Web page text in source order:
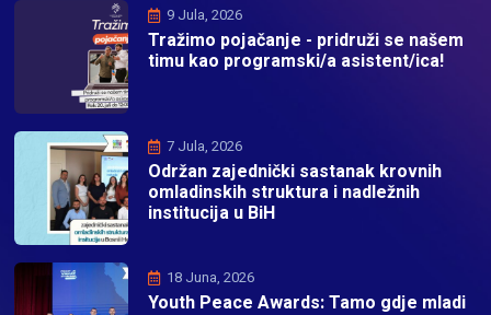
9 Jula, 2026
Tražimo pojačanje - pridruži se našem
timu kao programski/a asistent/ica!
7 Jula, 2026
Održan zajednički sastanak krovnih
omladinskih struktura i nadležnih
institucija u BiH
18 Juna, 2026
Youth Peace Awards: Tamo gdje mladi